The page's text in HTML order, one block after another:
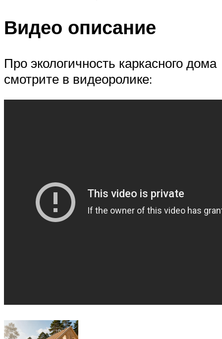
Видео описание
Про экологичность каркасного дома
смотрите в видеоролике: